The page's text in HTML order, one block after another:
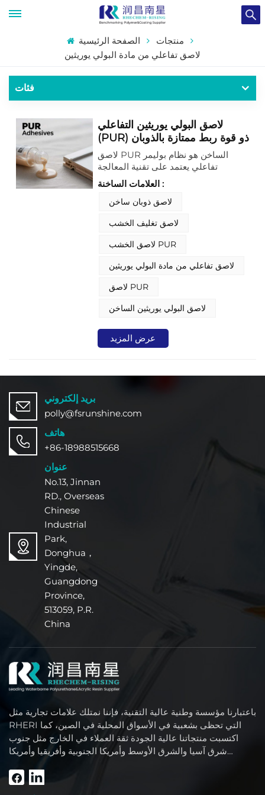
الصفحة الرئيسية
منتجات
لاصق تفاعلي من مادة البولي يوريثين
فئات
لاصق البولي يوريثين التفاعلي
(PUR) ذو قوة ربط ممتازة بالذوبان
الساخن
لاصق PUR الساخن هو نظام بوليمر
تفاعلي يعتمد على تقنية المعالجة
بالرطوبة لتوفير ثبات رابطة لا مثيل له.
يُستخدم في البداية كلدن حراري، ويخضع
لتفاعل كيميائي متشابك لا رجعة فيه عند
شبكة بوليمرات حرارية متينة. ينتج عن
الكيميائية والملدنات، مما يوفر قوة شد
فائقة وموثوقية طويلة الأمد لأكثر
التطبيقات الصناعية تطلباً.
العلامات الساخنة :
لاصق ذوبان ساخن
لاصق تغليف الخشب
لاصق الخشب PUR
لاصق تفاعلي من مادة البولي يوريثين
لاصق PUR
لاصق البولي يوريثين الساخن
عرض المزيد
بريد إلكتروني
polly@fsrunshine.com
هاتف
+86-18988515668
عنوان
No.13, Jinnan
RD., Overseas
Chinese
Industrial
Park,
Donghua，
Yingde,
Guangdong
Province,
513059, P.R.
China
باعتبارنا مؤسسة وطنية عالية التقنية، فإننا نمتلك علامات تجارية مثل
RHERI التي تحظى بشعبية في الأسواق المحلية في الصين، كما
اكتسبت منتجاتنا عالية الجودة ثقة العملاء في الخارج مثل جنوب
شرق آسيا والشرق الأوسط وأمريكا الجنوبية وأفريقيا وأمريكا